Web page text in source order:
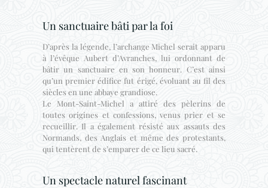
Un sanctuaire bâti par la foi
D’après la légende, l’archange Michel serait apparu
à l’évêque Aubert d’Avranches, lui ordonnant de
bâtir un sanctuaire en son honneur. C’est ainsi
qu’un premier édifice fut érigé, évoluant au fil des
siècles en une abbaye grandiose.
Le Mont-Saint-Michel a attiré des pèlerins de
toutes origines et confessions, venus prier et se
recueillir. Il a également résisté aux assauts des
Normands, des Anglais et même des protestants,
qui tentèrent de s’emparer de ce lieu sacré.
Un spectacle naturel fascinant